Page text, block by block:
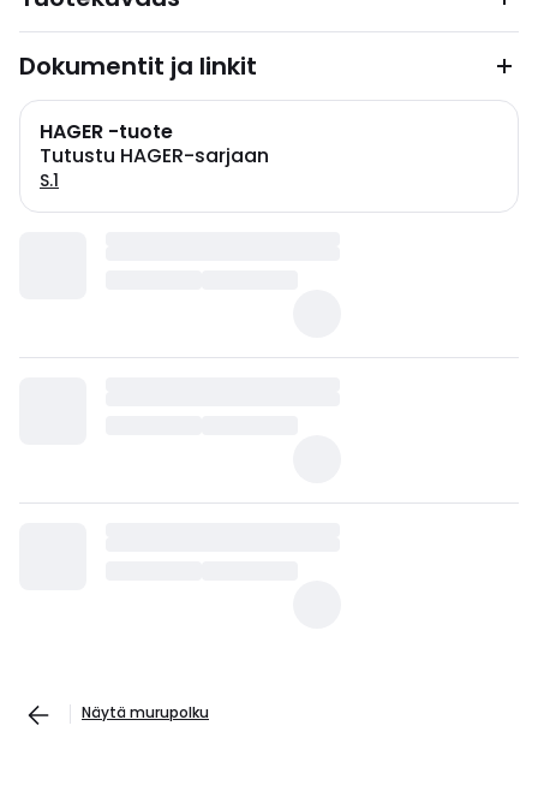
Dokumentit ja linkit
HAGER -tuote
Tutustu HAGER-sarjaan
S.1
Näytä murupolku